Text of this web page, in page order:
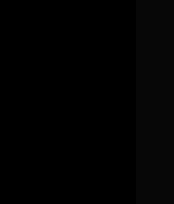
でいます。
感じていま
、起床時ダ
に活用させ